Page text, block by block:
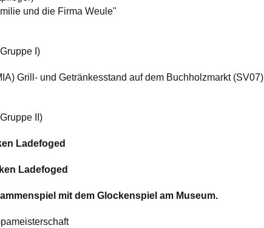
und die Firma Weule"
I)
Grill- und Getränkesstand auf dem Buchholzmarkt (SV07)
II)
Ladefoged
Ladefoged
mit dem Glockenspiel am Museum.